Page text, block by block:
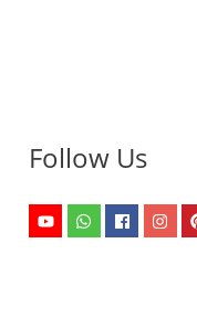
Follow Us